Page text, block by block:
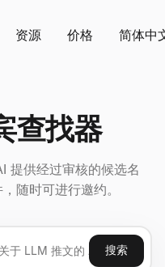
资源 价格 简体中
查找器
提供经过审核的候选名
随时可进行邀约。
搜索